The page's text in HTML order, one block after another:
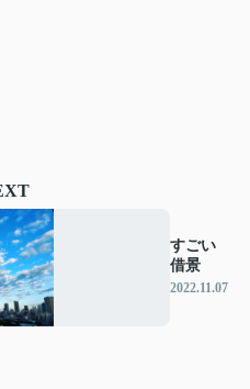
すごい
借景
2022.11.07